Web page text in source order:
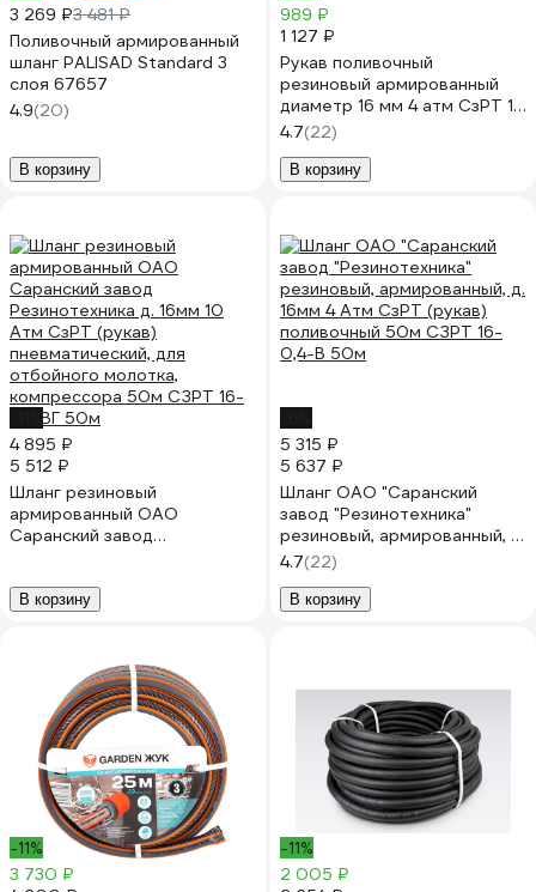
3 269 ₽3 481 ₽
Поливочный армированный
шланг PALISAD Standard 3
слоя 67657
4.9(20)
В корзину
989 ₽
1 127 ₽
Рукав поливочный
резиновый армированный
диаметр 16 мм 4 атм СзРТ 10
м СЗРТ 16-0,4-В 10м
4.7(22)
В корзину
4 895 ₽
5 512 ₽
Шланг резиновый
армированный ОАО
Саранский завод
пневматический, для
В корзину
5 315 ₽
5 637 ₽
Шланг ОАО "Саранский
завод "Резинотехника"
резиновый, армированный, д.
16мм 4 Атм СзРТ (рукав)
поливочный 50м СЗРТ 16-
0,4-В 50м
4.7(22)
В корзину
-11%
3 730 ₽
-11%
2 005 ₽